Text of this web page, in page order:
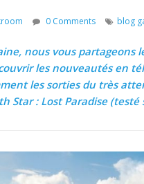
0 Comments blog
nous vous partageons
les nouveautés en
les sorties du très
Star : Lost Paradise (testé